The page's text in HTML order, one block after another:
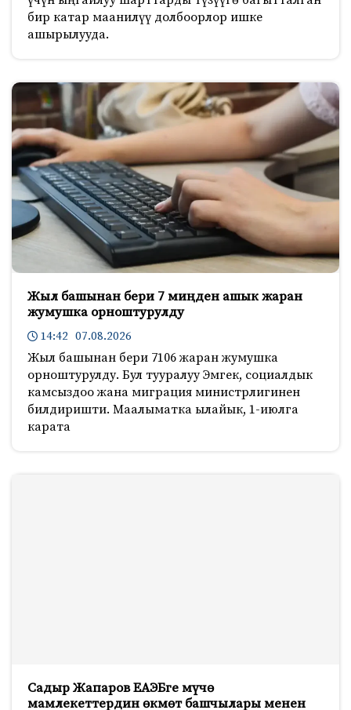
бир катар маанилүү долбоорлор ишке
ашырылууда.
Жыл башынан бери 7 миңден ашык жаран
жумушка орноштурулду
14:42 07.08.2026
Жыл башынан бери 7106 жаран жумушка
орноштурулду. Бул тууралуу Эмгек, социалдык
камсыздоо жана миграция министрлигинен
билдиришти. Маалыматка ылайык, 1-июлга
карата
Садыр Жапаров ЕАЭБге мүчө
мамлекеттердин өкмөт башчылары менен